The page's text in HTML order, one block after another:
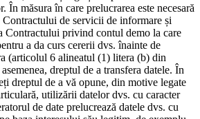
În măsura în care prelucrarea este necesară
Contractului de servicii de informare și
Contractului privind contul demo la care
a da curs cererii dvs. înainte de
(articolul 6 alineatul (1) litera (b) din
dreptul de a transfera datele. În
dreptul de a vă opune, din motive legate
utilizării datelor dvs. cu caracter
de date prelucrează datele dvs. cu